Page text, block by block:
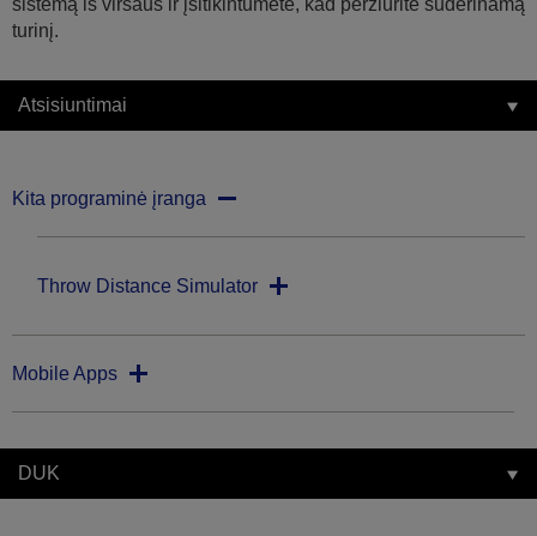
sistemą iš viršaus ir įsitikintumėte, kad peržiūrite suderinamą
turinį.
Atsisiuntimai
Kita programinė įranga
Throw Distance Simulator
Mobile Apps
DUK